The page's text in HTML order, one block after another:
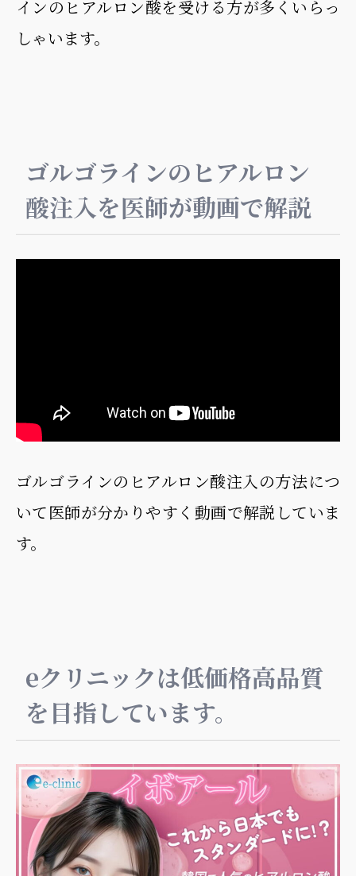
インのヒアルロン酸を受ける方が多くいらっ
しゃいます。
ゴルゴラインのヒアルロン
酸注入を医師が動画で解説
ゴルゴラインのヒアルロン酸注入の方法につ
いて医師が分かりやすく動画で解説していま
す。
eクリニックは低価格高品質
を目指しています。